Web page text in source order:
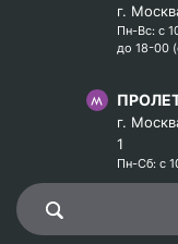
г.
Пн-Вс: с
до 18-00
г.
1
Пн-Сб: с